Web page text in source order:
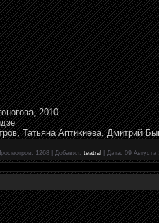
2010
Татьяна Аптикиева, Дмитрий
1268 Добавил: teatral Дата: 09 Августа